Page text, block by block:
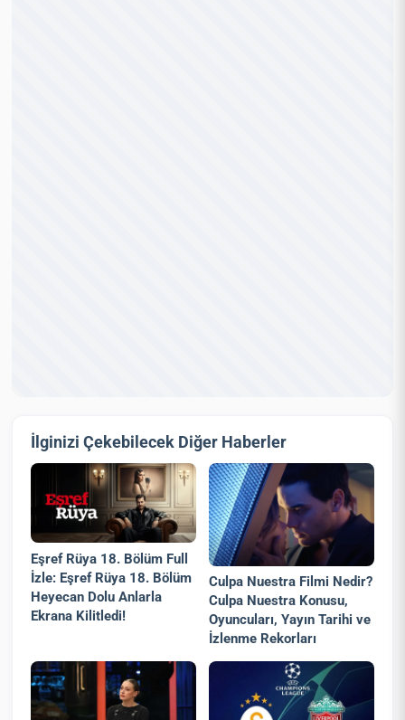
İlginizi Çekebilecek Diğer Haberler
Eşref Rüya 18. Bölüm Full
İzle: Eşref Rüya 18. Bölüm
Heyecan Dolu Anlarla
Ekrana Kilitledi!
Culpa Nuestra Filmi Nedir?
Culpa Nuestra Konusu,
Oyuncuları, Yayın Tarihi ve
İzlenme Rekorları